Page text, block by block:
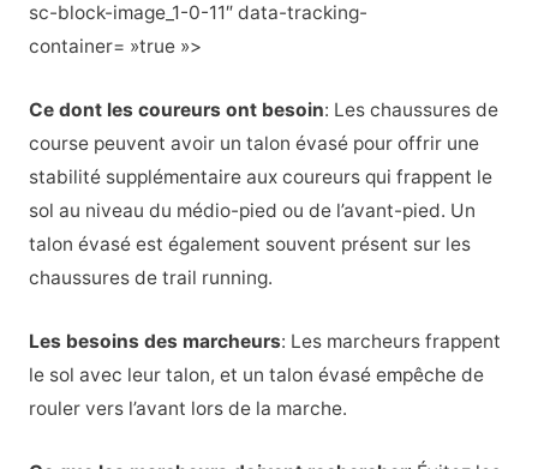
sc-block-image_1-0-11″ data-tracking-
container= »true »>
Ce dont les coureurs ont besoin: Les chaussures de
course peuvent avoir un talon évasé pour offrir une
stabilité supplémentaire aux coureurs qui frappent le
sol au niveau du médio-pied ou de l’avant-pied. Un
talon évasé est également souvent présent sur les
chaussures de trail running.
Les besoins des marcheurs: Les marcheurs frappent
le sol avec leur talon, et un talon évasé empêche de
rouler vers l’avant lors de la marche.